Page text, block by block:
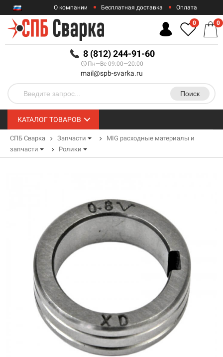
RUB
О компании Бесплатная доставка Оплата
Гарантии
8 (812) 244-91-60
Пн—Вс 09:00—20:00
mail@spb-svarka.ru
Поиск
0 0
КАТАЛОГ ТОВАРОВ
СПБ Сварка Запчасти
MIG расходные материалы и
запчасти
Ролики